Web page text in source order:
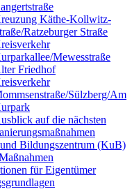
Käthe-Kollwitz-
Ratzeburger Straße
Mewesstraße
Friedhof
Sülzberg/Am
auf die nächsten
Bildungszentrum (KuB)
für Eigentümer